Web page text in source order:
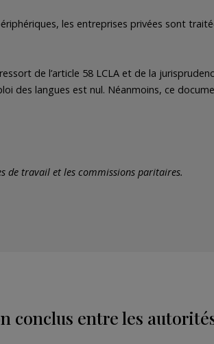
les entreprises privées sont
de l’article 58 LCLA et de la
des langues est nul. Néanmoins, ce
de travail et les commissions paritaires.
conclus entre les